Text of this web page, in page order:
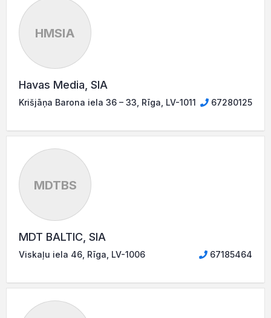
HMSIA
Havas Media, SIA
Krišjāņa Barona iela 36 – 33, Rīga, LV-1011 67280125
MDTBS
MDT BALTIC, SIA
Viskaļu iela 46, Rīga, LV-1006 67185464